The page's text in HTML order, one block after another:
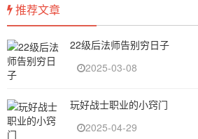
推荐文章
22级后法师告别穷日子
2025-03-08
玩好战士职业的小窍门
2025-04-29